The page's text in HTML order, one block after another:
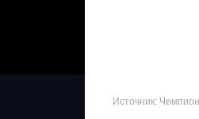
Источник: